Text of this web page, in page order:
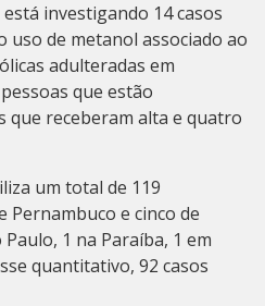
investigando 14 casos
uso de metanol associado ao
adulteradas em
que estão
que receberam alta e quatro
um total de 119
Pernambuco e cinco de
1 na Paraíba, 1 em
quantitativo, 92 casos